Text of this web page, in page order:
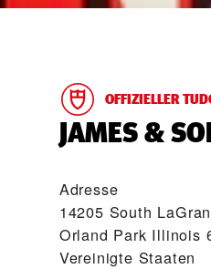
OFFIZIELLER
‭JAMES &
Adresse
14205 South
Orland Park Illinois
Vereinigte Staaten